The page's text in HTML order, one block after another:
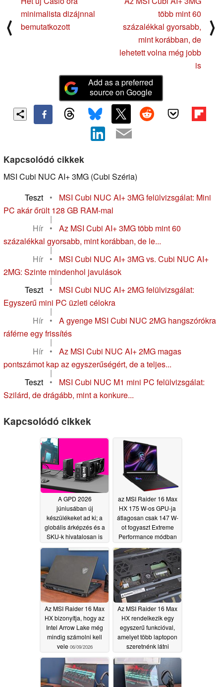
⟨
minimalista dizájnnal
bemutatkozott
több mint 60
százalékkal gyorsabb,
mint korábban, de
lehetett volna még jobb
is
⟩
Add as a preferred
source on Google
Kapcsolódó cikkek
MSI Cubi NUC AI+ 3MG (Cubi Széria)
Teszt
•
MSI Cubi NUC AI+ 3MG felülvizsgálat: Mini
PC akár őrült 128 GB RAM-mal
|
Hír
•
Az MSI Cubi AI+ 3MG több mint 60
százalékkal gyorsabb, mint korábban, de le...
|
Hír
•
MSI Cubi NUC AI+ 3MG vs. Cubi NUC AI+
2MG: Szinte mindenhol javulások
|
Teszt
•
MSI Cubi NUC AI+ 2MG felülvizsgálat:
Egyszerű mini PC üzleti célokra
|
Hír
•
A gyenge MSI Cubi NUC 2MG hangszórókra
ráférne egy frissítés
|
Hír
•
Az MSI Cubi NUC AI+ 2MG magas
pontszámot kap az egyszerűségért, de a teljes...
|
Teszt
•
MSI Cubi NUC M1 mini PC felülvizsgálat:
Szilárd, de drágább, mint a konkure...
Kapcsolódó cikkek
A GPD 2026
júniusában új
készülékeket ad ki; a
globális árképzés és a
SKU-k hivatalosan is
az MSI Raider 16 Max
HX 175 W-os GPU-ja
átlagosan csak 147 W-
ot fogyaszt Extreme
Performance módban
06/09/2026
Az MSI Raider 16 Max
HX bizonyítja, hogy az
Intel Arrow Lake még
mindig számolni kell
vele 06/09/2026
Az MSI Raider 16 Max
HX rendelkezik egy
egyszerű funkcióval,
amelyet több laptopon
szeretnénk látni
06/09/2026